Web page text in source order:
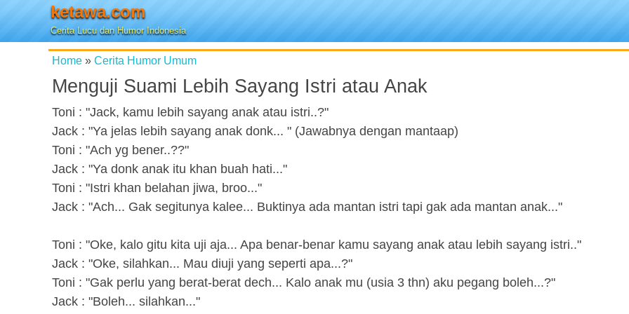
ketawa.com
Cerita Lucu dan Humor Indonesia
Home » Cerita Humor Umum
Menguji Suami Lebih Sayang Istri atau Anak
Toni : "Jack, kamu lebih sayang anak atau istri..?"
Jack : "Ya jelas lebih sayang anak donk... " (Jawabnya dengan mantaap)
Toni : "Ach yg bener..??"
Jack : "Ya donk anak itu khan buah hati..."
Toni : "Istri khan belahan jiwa, broo..."
Jack : "Ach... Gak segitunya kalee... Buktinya ada mantan istri tapi gak ada mantan anak..."
Toni : "Oke, kalo gitu kita uji aja... Apa benar-benar kamu sayang anak atau lebih sayang istri.."
Jack : "Oke, silahkan... Mau diuji yang seperti apa...?"
Toni : "Gak perlu yang berat-berat dech... Kalo anak mu (usia 3 thn) aku pegang boleh...?"
Jack : "Boleh... silahkan..."